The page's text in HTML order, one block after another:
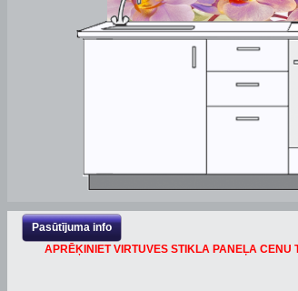
Pasūtījuma info
APRĒĶINIET VIRTUVES STIKLA PANEĻA CENU